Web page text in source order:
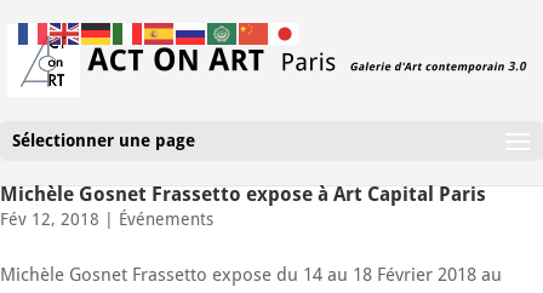
Sélectionner une page
Michèle Gosnet Frassetto expose à Art Capital Paris
Fév 12, 2018 Événements
Michèle Gosnet Frassetto expose du 14 au 18 Février 2018 au